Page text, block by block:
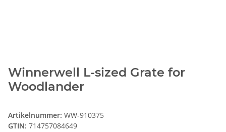
Winnerwell L-sized Grate for
Woodlander
Artikelnummer: WW-910375
GTIN: 714757084649